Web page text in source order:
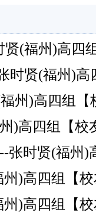
(福州)高四
贤(福州)高
州)高四组【
)高四组【校
时贤(福州)
)高四组【校
)高四组【校